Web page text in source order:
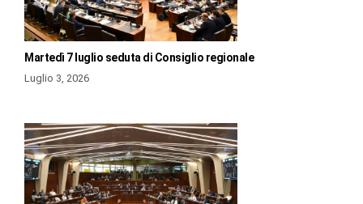
Martedì 7 luglio seduta di Consiglio regionale
Luglio 3, 2026